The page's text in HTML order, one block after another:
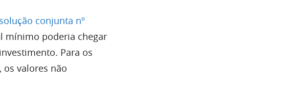
conjunta nº
mínimo poderia chegar
Para os
valores não